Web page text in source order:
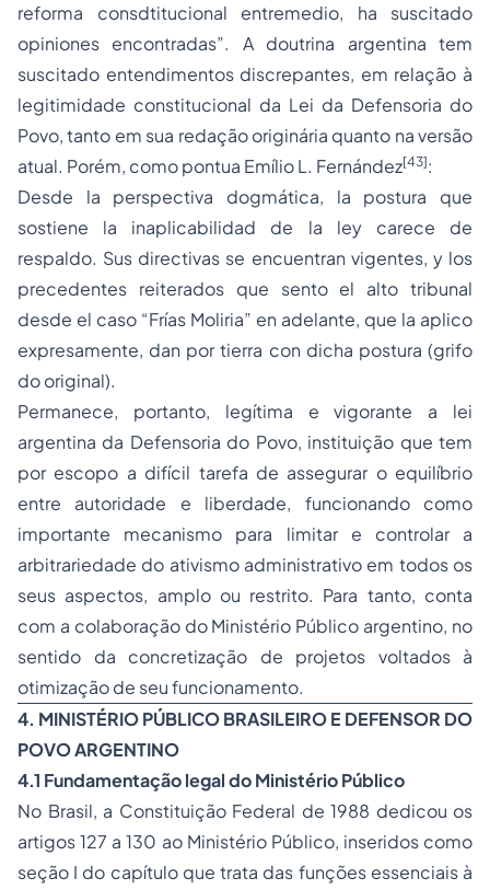
reforma consdtitucional entremedio, ha suscitado
opiniones encontradas”. A doutrina argentina tem
suscitado entendimentos discrepantes, em relação à
legitimidade constitucional da Lei da Defensoria do
Povo, tanto em sua redação originária quanto na versão
atual. Porém, como pontua Emílio L. Fernández[43]:
Desde la perspectiva dogmática, la postura que
sostiene la inaplicabilidad de la ley carece de
respaldo. Sus directivas se encuentran vigentes, y los
precedentes reiterados que sento el alto tribunal
desde el caso “Frías Moliria” en adelante, que la aplico
expresamente, dan por tierra con dicha postura (grifo
do original).
Permanece, portanto, legítima e vigorante a lei
argentina da Defensoria do Povo, instituição que tem
por escopo a difícil tarefa de assegurar o equilíbrio
entre autoridade e liberdade, funcionando como
importante mecanismo para limitar e controlar a
arbitrariedade do ativismo administrativo em todos os
seus aspectos, amplo ou restrito. Para tanto, conta
com a colaboração do Ministério Público argentino, no
sentido da concretização de projetos voltados à
otimização de seu funcionamento.
4. MINISTÉRIO PÚBLICO BRASILEIRO E DEFENSOR DO
POVO ARGENTINO
4.1 Fundamentação legal do Ministério Público
No Brasil, a Constituição Federal de 1988 dedicou os
artigos 127 a 130 ao Ministério Público, inseridos como
seção I do capítulo que trata das funções essenciais à